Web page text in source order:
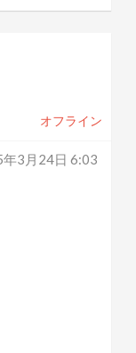
オフライン
3月24日 6:03